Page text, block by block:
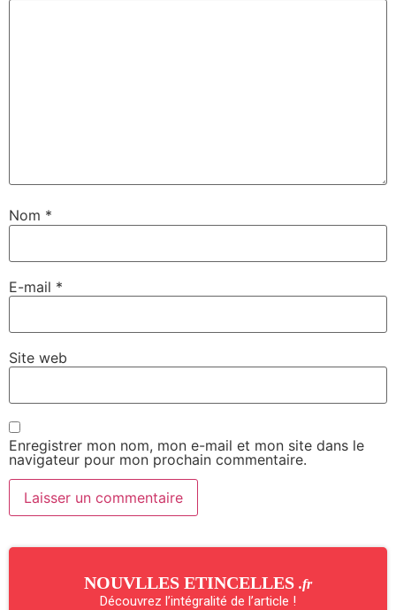
Nom *
E-mail *
Site web
Enregistrer mon nom, mon e-mail et mon site dans le
navigateur pour mon prochain commentaire.
NOUVLLES ETINCELLES .fr
Découvrez l’intégralité de l’article !